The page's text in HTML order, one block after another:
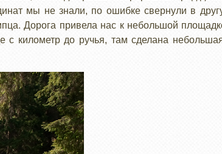
мы не знали, по ошибке свернули в
Дорога привела нас к небольшой
километр до ручья, там сделана